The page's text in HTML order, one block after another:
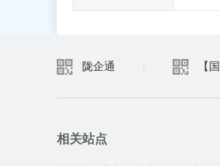
陇企通 【
相关站点